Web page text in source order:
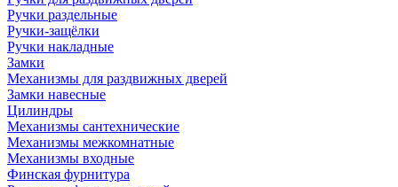
Ручки раздельные
Ручки-защёлки
Ручки накладные
Замки
Механизмы для раздвижных дверей
Замки навесные
Цилиндры
Механизмы сантехнические
Механизмы межкомнатные
Механизмы входные
Финская фурнитура